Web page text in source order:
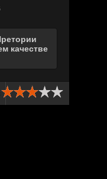
качестве